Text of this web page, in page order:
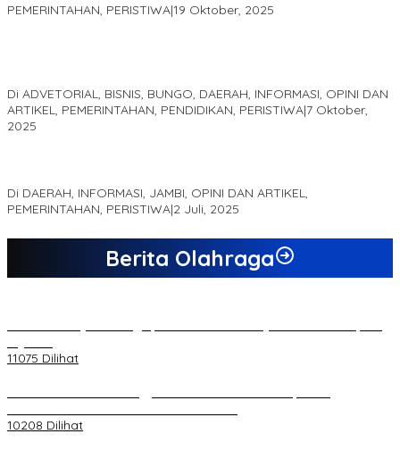
PEMERINTAHAN, PERISTIWA|19 Oktober, 2025
Di ADVETORIAL, BISNIS, BUNGO, DAERAH, INFORMASI, OPINI DAN
ARTIKEL, PEMERINTAHAN, PENDIDIKAN, PERISTIWA|7 Oktober,
2025
Di DAERAH, INFORMASI, JAMBI, OPINI DAN ARTIKEL,
PEMERINTAHAN, PERISTIWA|2 Juli, 2025
Berita Olahraga
11075 Dilihat
10208 Dilihat